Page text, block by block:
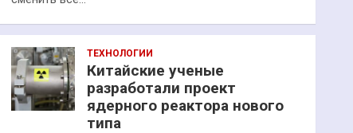
ТЕХНОЛОГИИ
Китайские ученые
разработали проект
ядерного реактора нового
типа